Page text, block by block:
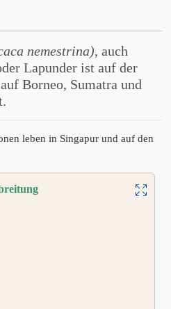
nemestrina), auch
Lapunder ist auf der
Borneo, Sumatra und
leben in Singapur und auf den